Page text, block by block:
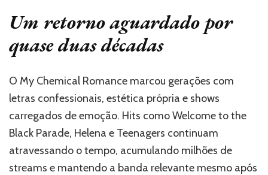
Um retorno aguardado por
quase duas décadas
O My Chemical Romance marcou gerações com
letras confessionais, estética própria e shows
carregados de emoção. Hits como Welcome to the
Black Parade, Helena e Teenagers continuam
atravessando o tempo, acumulando milhões de
streams e mantendo a banda relevante mesmo após